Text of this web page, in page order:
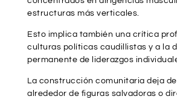
estructuras más verticales.
Esto implica también una crítica
culturas políticas caudillistas y a la
permanente de liderazgos
La construcción comunitaria deja
alrededor de figuras salvadoras o